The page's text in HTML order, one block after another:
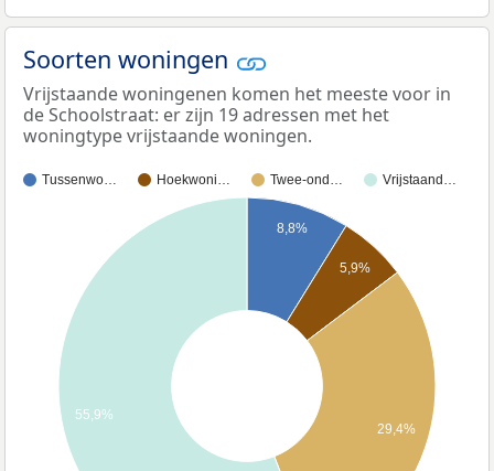
Soorten woningen
Vrijstaande woningenen komen het meeste voor in
de Schoolstraat: er zijn 19 adressen met het
woningtype vrijstaande woningen.
Tussenwo… Hoekwoni… Twee-ond… Vrijstaand…
8,8%
5,9%
29,4%
55,9%